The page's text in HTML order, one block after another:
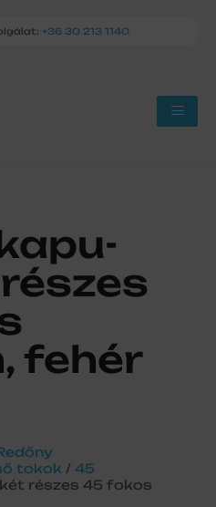
+36 30 213 1140
fehér
tokok / 45
részes 45 fokos